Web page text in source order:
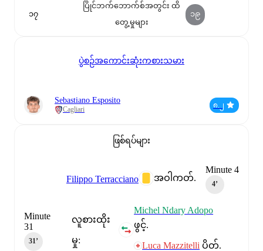
ပြိုင်ဘက်ဘောက်စ်အတွင်း ထိ
တွေ့မှုများ
၁၇ ၁၉
ပွဲစဉ်အကောင်းဆုံးကစားသမား
Sebastiano Esposito
Cagliari
၈.၂
ဖြစ်ရပ်များ
Minute 4
4‎’‎
အဝါကတ်.
Filippo Terracciano
လူစားထိုး
မှု:
Michel Ndary Adopo
ဖွင့်.
Luca Mazzitelli ပိတ်.
Minute
31
31‎’‎